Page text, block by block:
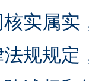
实属
规规